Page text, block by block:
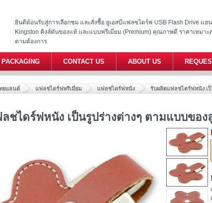
ยินดีต้อนรับสู่การเลือกชม และสั่งซื้อ ยูเอสบีแฟลชไดร์ฟ USB Flash Drive แฮ
Kingston คิงส์ตันของแท้ และแบบพรีเมี่ยม (Premium) คุณภาพดี ราคาเหมา
ตามต้องการ
PACKAGING CONTACT US ABOUT US
ยแลนด์ แฟลชไดร์ฟพรีเมี่ยม แฟลชไดร์ฟหนัง รับผลิตแฟลชไดร์ฟหนัง เ
ชไดร์ฟหนัง เป็นรูปร่างต่างๆ ตามแบบขอ